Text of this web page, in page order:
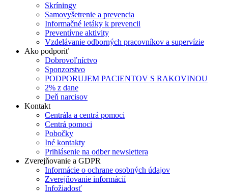
Skríningy
Samovyšetrenie a prevencia
Informačné letáky k prevencii
Preventívne aktivity
Vzdelávanie odborných pracovníkov a supervízie
Ako podporiť
Dobrovoľníctvo
Sponzorstvo
PODPORUJEM PACIENTOV S RAKOVINOU
2% z dane
Deň narcisov
Kontakt
Centrála a centrá pomoci
Centrá pomoci
Pobočky
Iné kontakty
Prihlásenie na odber newslettera
Zverejňovanie a GDPR
Informácie o ochrane osobných údajov
Zverejňovanie informácií
Infožiadosť